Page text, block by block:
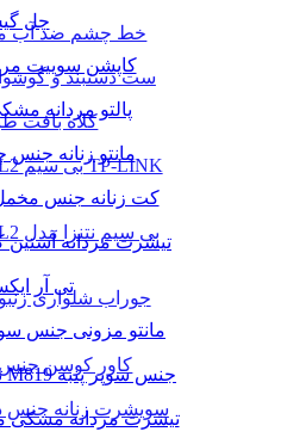
خط چشم ضد آب
ست دستبند و
کلاه بافت
جوراب شلواری
کاور کوسن جنس
سویشرت زنانه جنس
چل
کاپشن سوییت
پالتو مردانه
مانتو زنانه
کت زنانه جنس مخمل
تیشرت مردانه آستین
تی آر
مانتو مزونی جنس
تیشرت مردانه مدل M819 جنس سوپر پنبه
تیشرت مردانه مشکی